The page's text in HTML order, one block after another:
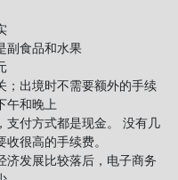
副食品和水果
；出境时不需要额外的手续
午和晚上
支付方式都是现金。 没有几
很高的手续费。
济发展比较落后，电子商务